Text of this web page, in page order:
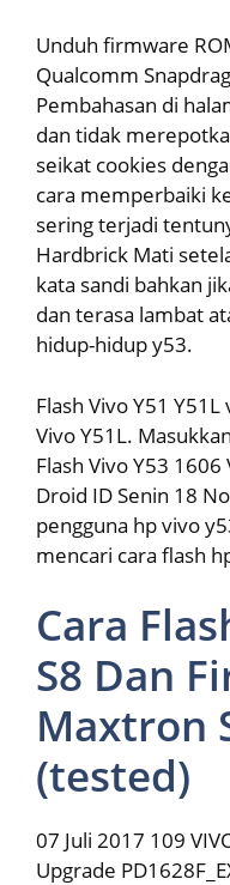
Unduh firmware
Qualcomm
Pembahasan di
dan tidak
seikat cookies
cara memperbaiki
sering terjadi
Hardbrick Mati
kata sandi bahkan
dan terasa lambat
hidup-hidup y53.
Flash Vivo Y51 Y51L
Vivo Y51L.
Flash Vivo Y53
Droid ID Senin 18
pengguna hp vivo
mencari cara flash
Cara
S8 Dan
Maxtron
(tested)
07 Juli 2017 109
Upgrade